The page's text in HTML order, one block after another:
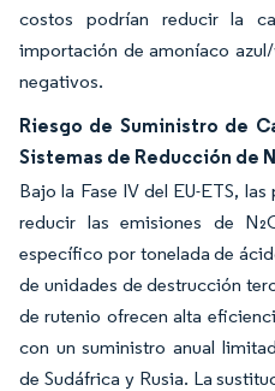
costos podrían reducir la
importación de amoníaco
negativos.
Riesgo de Suministro de
Sistemas de Reducción de
Bajo la Fase IV del EU-ETS,
reducir las emisiones de
específico por tonelada de
de unidades de destrucción
de rutenio ofrecen alta
con un suministro anual
de Sudáfrica y Rusia. La